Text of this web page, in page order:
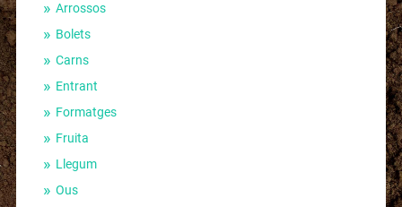
Arrossos
Bolets
Carns
Entrant
Formatges
Fruita
Llegum
Ous